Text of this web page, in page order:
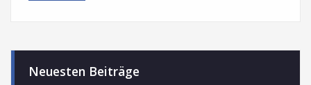
Neuesten Beiträge